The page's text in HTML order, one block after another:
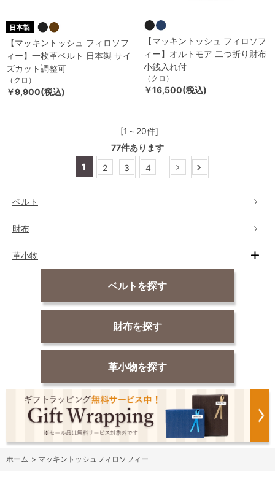
【マッキントッシュ フィロソフ
ィー】一枚革ベルト 日本製 サイ
ズカット調整可
（クロ）
￥9,900(税込)
【マッキントッシュ フィロソフ
ィー】オルトモア 二つ折り財布
小銭入れ付
（クロ）
￥16,500(税込)
[1～20件]
77件あります
1
2 3 4
ベルト
財布
革小物
ベルトを探す
財布を探す
革小物を探す
ホーム > マッキントッシュフィロソフィー